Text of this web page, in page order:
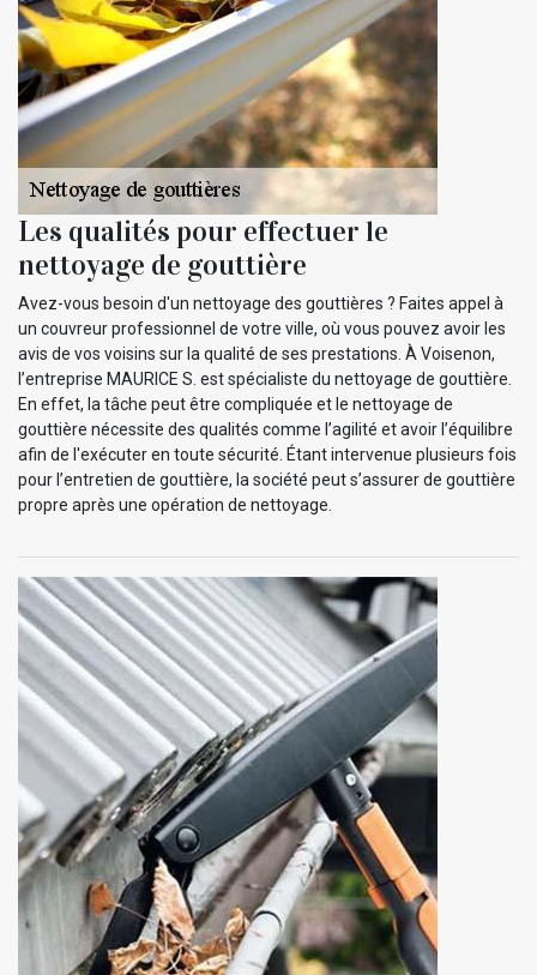
Les qualités pour effectuer le
nettoyage de gouttière
Avez-vous besoin d'un nettoyage des gouttières ? Faites appel à
un couvreur professionnel de votre ville, où vous pouvez avoir les
avis de vos voisins sur la qualité de ses prestations. À Voisenon,
l’entreprise MAURICE S. est spécialiste du nettoyage de gouttière.
En effet, la tâche peut être compliquée et le nettoyage de
gouttière nécessite des qualités comme l’agilité et avoir l’équilibre
afin de l'exécuter en toute sécurité. Étant intervenue plusieurs fois
pour l’entretien de gouttière, la société peut s’assurer de gouttière
propre après une opération de nettoyage.